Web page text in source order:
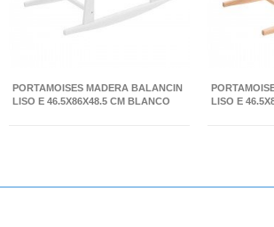
PORTAMOISES MADERA BALANCIN
LISO E 46.5X86X48.5 CM BLANCO
LISO E